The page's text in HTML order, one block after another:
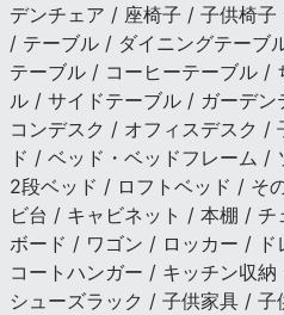
デンチェア / 座椅子 / 子供椅
/ テーブル / ダイニングテーブ
テーブル / コーヒーテーブル /
ル / サイドテーブル / ガーデ
コンデスク / オフィスデスク /
ド / ベッド・ベッドフレーム /
2段ベッド / ロフトベッド / そ
ビ台 / キャビネット / 本棚 /
ボード / ワゴン / ロッカー / ド
コートハンガー / キッチン収
シューズラック / 子供家具 /